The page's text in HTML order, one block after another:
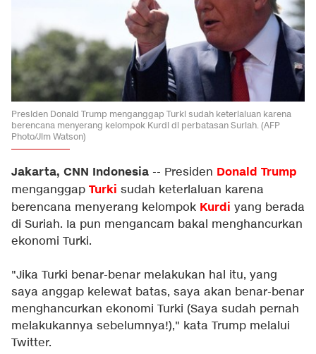
Presiden Donald Trump menganggap Turki sudah keterlaluan karena
berencana menyerang kelompok Kurdi di perbatasan Suriah. (AFP
Photo/Jim Watson)
Jakarta, CNN Indonesia -- Presiden Donald Trump
menganggap Turki sudah keterlaluan karena
berencana menyerang kelompok Kurdi yang berada
di Suriah. Ia pun mengancam bakal menghancurkan
ekonomi Turki.
"Jika Turki benar-benar melakukan hal itu, yang
saya anggap kelewat batas, saya akan benar-benar
menghancurkan ekonomi Turki (Saya sudah pernah
melakukannya sebelumnya!)," kata Trump melalui
Twitter.